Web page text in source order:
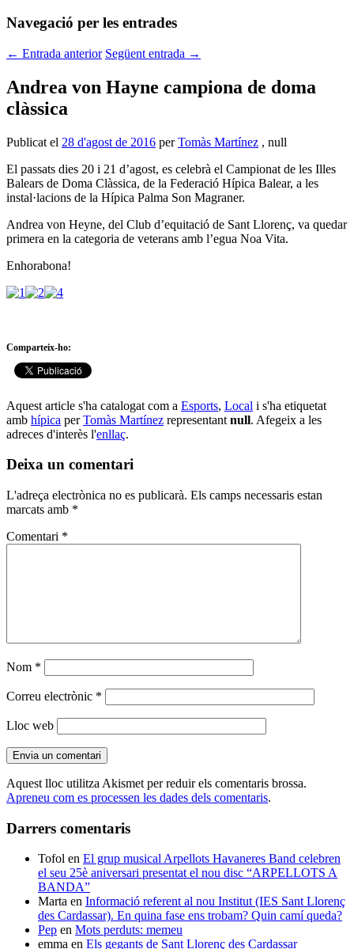
Navegació per les entrades
← Entrada anterior Següent entrada →
Andrea von Hayne campiona de doma
clàssica
Publicat el 28 d'agost de 2016 perTomàs Martínez , null
El passats dies 20 i 21 d’agost, es celebrà el Campionat de les Illes
Balears de Doma Clàssica, de la Federació Hípica Balear, a les
instal·lacions de la Hípica Palma Son Magraner.
Andrea von Heyne, del Club d’equitació de Sant Llorenç, va quedar
primera en la categoria de veterans amb l’egua Noa Vita.
Enhorabona!
Comparteix-ho:
Aquest article s'ha catalogat com a Esports, Local i s'ha etiquetat
amb hípica perTomàs Martínez representant null. Afegeix a les
adreces d'interès l'enllaç.
Deixa un comentari
L'adreça electrònica no es publicarà. Els camps necessaris estan
marcats amb *
Comentari *
Nom *
Correu electrònic *
Lloc web
Aquest lloc utilitza Akismet per reduir els comentaris brossa.
Apreneu com es processen les dades dels comentaris.
Darrers comentaris
Tofol en El grup musical Arpellots Havaneres Band celebren
el seu 25è aniversari presentat el nou disc “ARPELLOTS A
BANDA”
Marta en Informació referent al nou Institut (IES Sant Llorenç
des Cardassar). En quina fase ens trobam? Quin camí queda?
Pep en Mots perduts: memeu
emma en Els gegants de Sant Llorenç des Cardassar